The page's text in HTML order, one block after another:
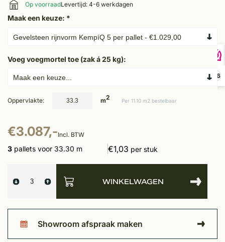
9,6
Op voorraadLevertijd: 4-6 werkdagen
Maak een keuze: *
Voeg voegmortel toe (zak á 25 kg):
Oppervlakte: m2 Per 11.10 m2 bestelbaar
€3.087,-Incl. BTW
3 pallets voor 33.30 m €1,03 per stuk
WINKELWAGEN
Showroom afspraak maken